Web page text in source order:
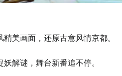
美画面，还原古意风情京都。
解谜，舞台新番追不停。